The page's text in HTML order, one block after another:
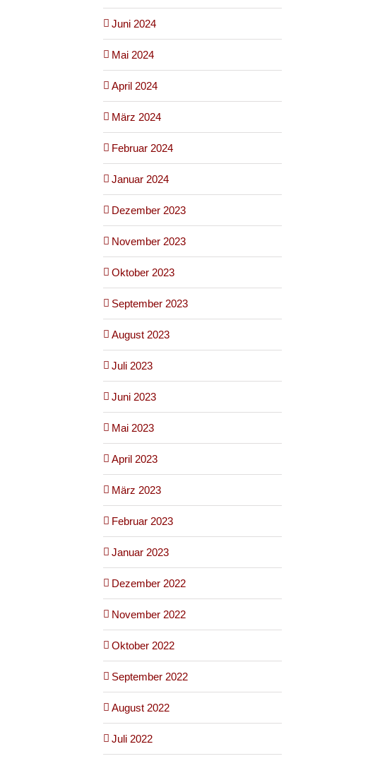
Juni 2024
Mai 2024
April 2024
März 2024
Februar 2024
Januar 2024
Dezember 2023
November 2023
Oktober 2023
September 2023
August 2023
Juli 2023
Juni 2023
Mai 2023
April 2023
März 2023
Februar 2023
Januar 2023
Dezember 2022
November 2022
Oktober 2022
September 2022
August 2022
Juli 2022